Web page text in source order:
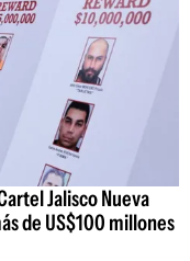
Jalisco Nueva
de US$100 millones